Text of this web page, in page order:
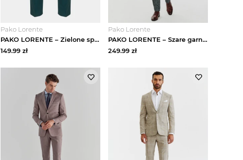
Pako Lorente
PAKO LORENTE – Zielone spodnie garniturowe P22SF-6G-017-Z-S
149.99 zł
Pako Lorente
PAKO LORENTE – Szare garniturowe spodnie w kratę
249.99 zł